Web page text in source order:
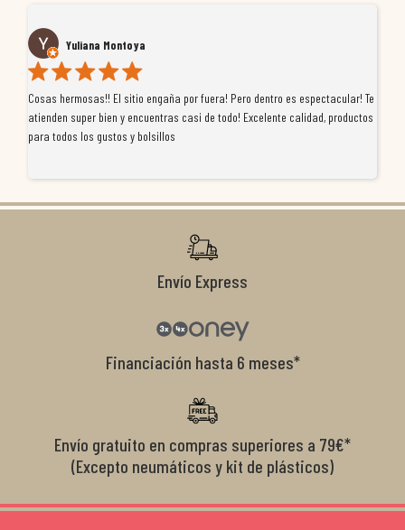
Yuliana Montoya
Cosas hermosas!! El sitio engaña por fuera! Pero dentro es espectacular! Te
atienden super bien y encuentras casi de todo! Excelente calidad, productos
para todos los gustos y bolsillos
Envío Express
Financiación hasta 6 meses*
Envío gratuito en compras superiores a 79€*
(Excepto neumáticos y kit de plásticos)